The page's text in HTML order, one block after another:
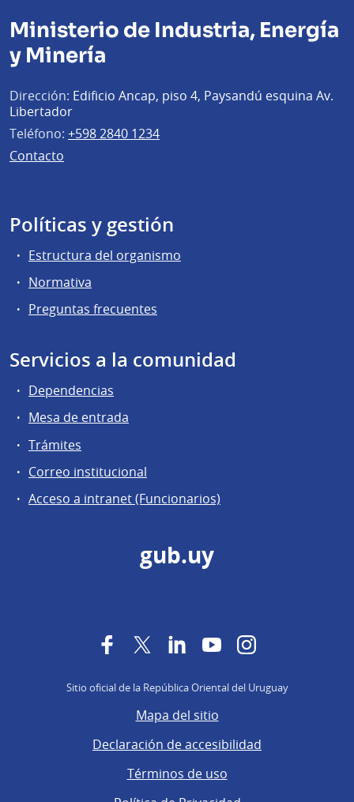
Ministerio de Industria, Energía
y Minería
Dirección: Edificio Ancap, piso 4, Paysandú esquina Av.
Libertador
Teléfono: +598 2840 1234
Contacto
Políticas y gestión
Estructura del organismo
Normativa
Preguntas frecuentes
Servicios a la comunidad
Dependencias
Mesa de entrada
Trámites
Correo institucional
Acceso a intranet (Funcionarios)
gub.uy
FacebookTwitter LinkedInYouTubeInstagram
Sitio oficial de la República Oriental del Uruguay
Mapa del sitio
Declaración de accesibilidad
Términos de uso